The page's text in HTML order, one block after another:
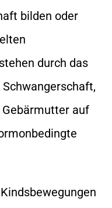
bilden oder
durch das
Gebärmutter auf